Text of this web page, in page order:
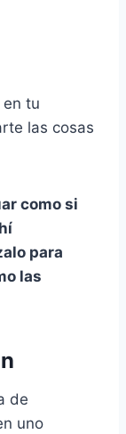
tu
las cosas
como si
para
las
de
uno